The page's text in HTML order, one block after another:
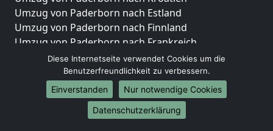
Umzug von Paderborn nach Estland
Umzug von Paderborn nach Finnland
Umzug von Paderborn nach Frankreich
Umzug von Paderborn nach Griechenland
Umzug von Paderborn nach Italien
Umzug von Paderborn nach Liechtenstein
Umzug von Paderborn nach Luxemburg
Umzug von Paderborn nach Niederlande
Diese Internetseite verwendet Cookies um die
Benutzerfreundlichkeit zu verbessern.
Einverstanden
Nur notwendige Cookies
Datenschutzerklärung